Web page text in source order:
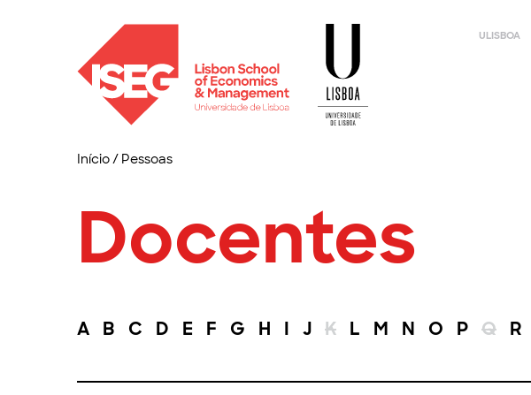
ULISBOA
Início/ Pessoas
Docentes
A B C D E F G H I J K L M N O P Q R